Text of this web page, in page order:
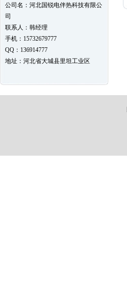
公司名：河北国锐电伴热科技有限公
司
联系人：韩经理
手机：15732679777
QQ：136914777
地址：河北省大城县里坦工业区